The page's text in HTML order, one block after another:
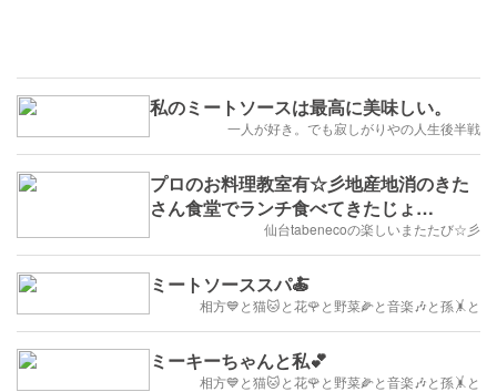
私のミートソースは最高に美味しい。
一人が好き。でも寂しがりやの人生後半戦
プロのお料理教室有☆彡地産地消のきた
さん食堂でランチ食べてきたじょ
仙台tabenecoの楽しいまたたび☆彡
ミートソーススパ🍝
相方💙と猫🐱と花🌹と野菜🌽と音楽🎶と孫🤸と
ミーキーちゃんと私💕
相方💙と猫🐱と花🌹と野菜🌽と音楽🎶と孫🤸と